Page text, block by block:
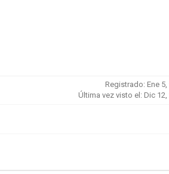
Registrado: Ene 5,
Última vez visto el: Dic 12,